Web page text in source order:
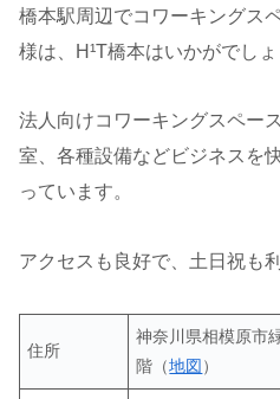
橋本駅周辺でコワーキングス
様は、H¹T橋本はいかがでしょ
法人向けコワーキングスペー
室、各種設備などビジネスを
っています。
アクセスも良好で、土日祝も
住所
神奈川県相模原市
階（地図 ）